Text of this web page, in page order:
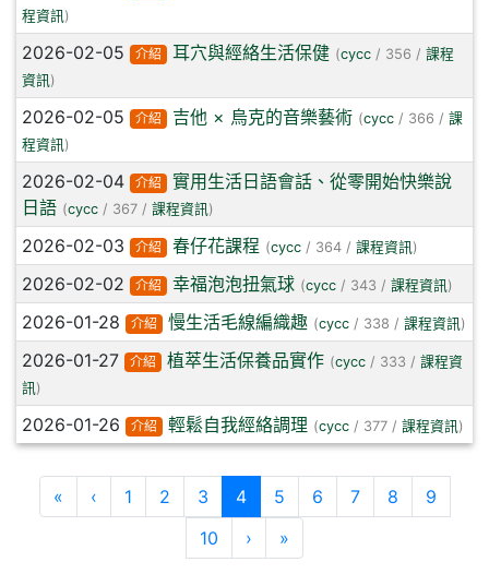
程資訊)
2026-02-05 介紹 耳穴與經絡生活保健 (cycc/ 356 / 課程
資訊)
2026-02-05 介紹 吉他 × 烏克的音樂藝術 (cycc/ 366 / 課
程資訊)
2026-02-04 介紹
實用生活日語會話、從零開始快樂說
日語 (cycc / 367 / 課程資訊)
2026-02-03 介紹 春仔花課程 (cycc/ 364 / 課程資訊)
2026-02-02 介紹 幸福泡泡扭氣球 (cycc/ 343 / 課程資訊)
2026-01-28 介紹 慢生活毛線編織趣 (cycc/ 338 / 課程資訊)
2026-01-27 介紹 植萃生活保養品實作 (cycc/ 333 / 課程資
訊)
2026-01-26 介紹 輕鬆自我經絡調理 (cycc/ 377 / 課程資訊)
«第一頁
‹上一頁
1 2 3 4(目前頁次)
5 6 7 8
9
10
›下一頁
»最後頁